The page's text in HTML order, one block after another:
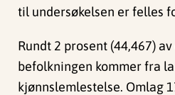
til undersøkelsen er felles
Rundt 2 prosent (44,467)
befolkningen kommer fra
kjønnslemlestelse. Omlag